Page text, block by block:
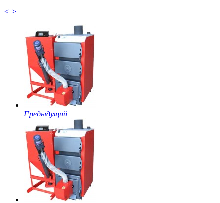
< >
Предыдущий